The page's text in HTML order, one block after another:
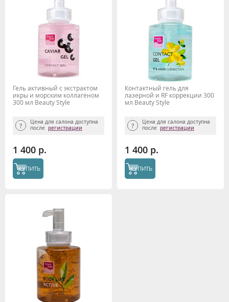
Гель активный с экстрактом
икры и морским коллагеном
300 мл Beauty Style
Цена для салона доступна
после регистрации
1 400 р.
КУПИТЬ
Контактный гель для
лазерной и RF коррекции 300
мл Beauty Style
Цена для салона доступна
после регистрации
1 400 р.
КУПИТЬ